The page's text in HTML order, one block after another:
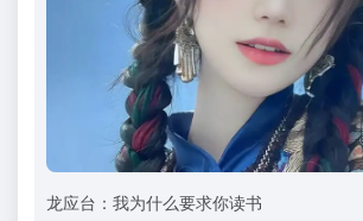
龙应台：我为什么要求你读书